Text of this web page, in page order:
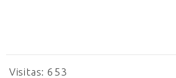
Visitas: 653